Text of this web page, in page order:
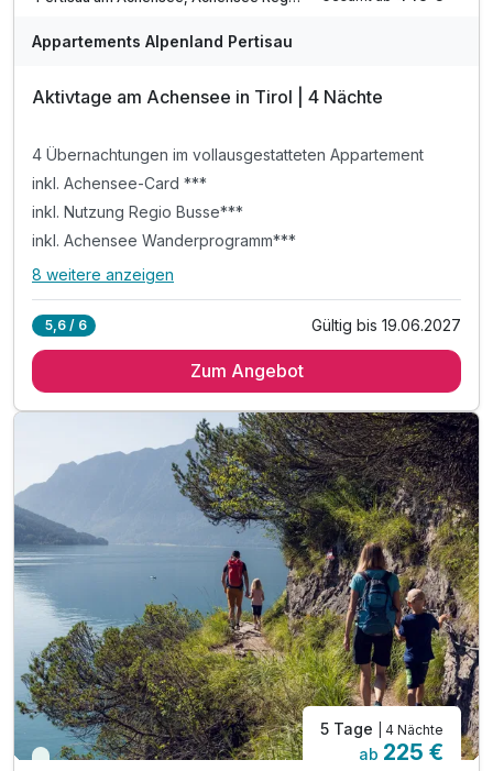
Appartements Alpenland Pertisau
Aktivtage am Achensee in Tirol | 4 Nächte
4 Übernachtungen im vollausgestatteten Appartement
inkl. Achensee-Card ***
inkl. Nutzung Regio Busse***
inkl. Achensee Wanderprogramm***
Alle Inklusivleistungen
inkl. Achensee-Card ***
inkl. Achensee Wanderprogramm***
inkl. Ermäßigung Karwendel Bergbahn***
inkl. Ermäßigung Achenseeschifffahrt***
Tipp: Brötchenservice auf Bestellung
Tipp: Radweg entlang des Seeufers
Tipp: Golfplatz Pertisau
Tipp: Airrofan Skyglider
ACHTUNG: Endreinigung & OT nicht inkludiert**
ACHTUNG: Aufpreis 3te & 4te Person*
8 weitere anzeigen
5,6 / 6 Gültig bis 19.06.2027
Zum Angebot
Viele Termine frei
5 Tage | 4 Nächte
ab 225 €